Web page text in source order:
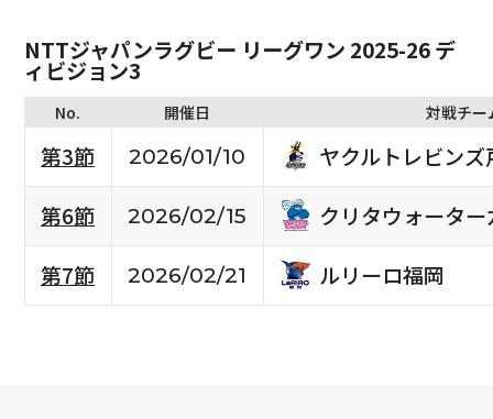
NTTジャパンラグビー リーグワン 2025-26 デ
ィビジョン3
No. 開催日 対戦チー
第3節 2026/01/10
ヤクルトレビンズ
第6節
2026/02/15
クリタウォータ
第7節
2026/02/21 ルリーロ福岡